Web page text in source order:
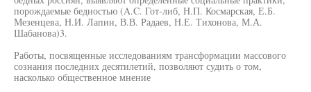
порождаемые бедностью (A.C. Гот-либ, Н.П. Космарская, Е.Б.
Мезенцева, Н.И. Лапин, В.В. Радаев, Н.Е. Тихонова, М.А.
Шабанова)3.
Работы, посвященные исследованиям трансформации массового
сознания последних десятилетий, позволяют судить о том,
насколько общественное мнение